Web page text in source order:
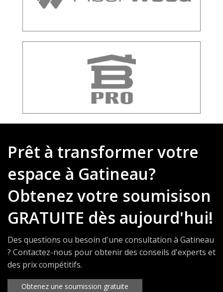
Prêt à transformer votre
espace à Gatineau?
Obtenez votre soumisison
GRATUITE dès aujourd'hui!
Des questions ou besoin d'une consultation à Gatineau
? Contactez-nous pour obtenir des conseils d'experts et
des prix compétitifs.
Obtenez une soumission gratuite